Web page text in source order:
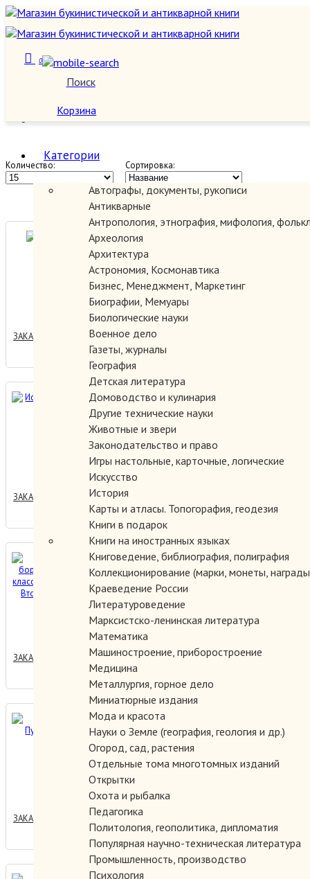
Поиск
0
Корзина
Категории
Автографы, документы, рукописи
Антикварные
Антропология, этнография, мифология,
Археология
Архитектура
Астрономия, Космонавтика
Бизнес, Менеджмент, Маркетинг
Биографии, Мемуары
Биологические науки
Военное дело
Газеты, журналы
География
Детская литература
Домоводство и кулинария
Другие технические науки
Животные и звери
Законодательство и право
Игры настольные, карточные, логические
Искусство
История
Карты и атласы. Топогорафия, геодезия
Книги в подарок
Книги на иностранных языках
Книговедение, библиография, полиграфия
Коллекционирование (марки, монеты,
Краеведение России
Литературоведение
Марксистско-ленинская литература
Математика
Машиностроение, приборостроение
Медицина
Металлургия, горное дело
Миниатюрные издания
Мода и красота
Науки о Земле (география, геология и др.)
Огород, сад, растения
Отдельные тома многотомных изданий
Открытки
Охота и рыбалка
Педагогика
Политология, геополитика, дипломатия
Популярная научно-техническая литература
Промышленность, производство
Психология
Италия, Испания, Португалия,
Франция
Количество: Сортировка:
Барселона.
200.00 руб.
ЗАКАЗАТЬ
История Италии в 3-х
томах.
1500.00 руб.
ЗАКАЗАТЬ
Положение и борьба
рабочего класса Италии
после Второй мировой
войны.
350.00 руб.
ЗАКАЗАТЬ
Рим. Путеводитель.
300.00 руб.
ЗАКАЗАТЬ